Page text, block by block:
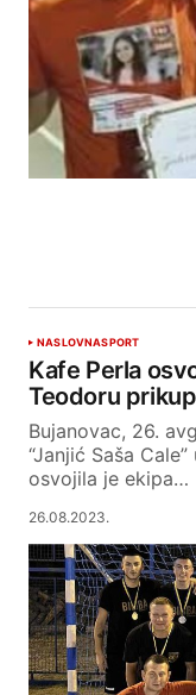
NASLOVNASPORT
Kafe Perla
Teodoru
Bujanovac, 26.
“Janjić Saša
osvojila je ekipa…
26.08.2023.